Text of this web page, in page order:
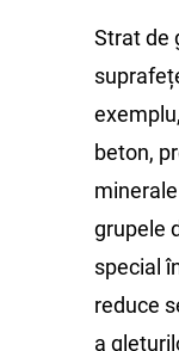
Strat de
beton,
grupele
special
reduce
a